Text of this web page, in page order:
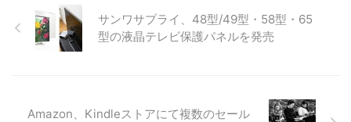
サンワサプライ、48型/49型・58型・65
型の液晶テレビ保護パネルを発売
Amazon、Kindleストアにて複数のセール